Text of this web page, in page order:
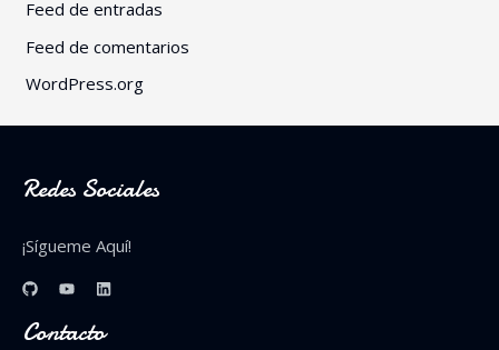
Feed de entradas
Feed de comentarios
WordPress.org
Redes Sociales
¡Sígueme Aquí!
Contacto